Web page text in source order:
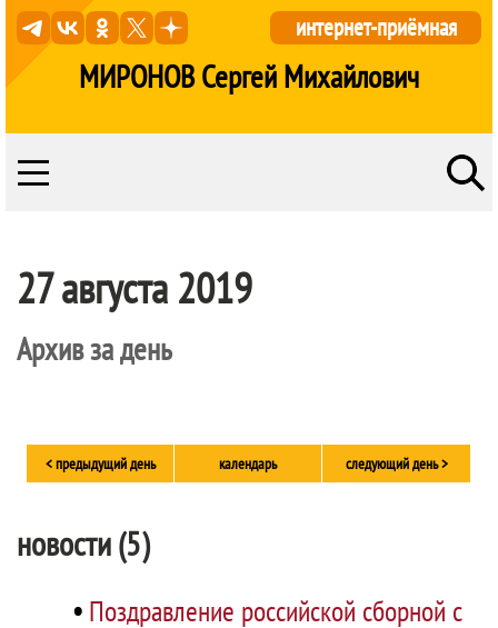
МИРОНОВ Сергей Михайлович
интернет-приёмная
27 августа 2019
Архив за день
< предыдущий день календарь следующий день >
новости (5)
• Поздравление российской сборной с